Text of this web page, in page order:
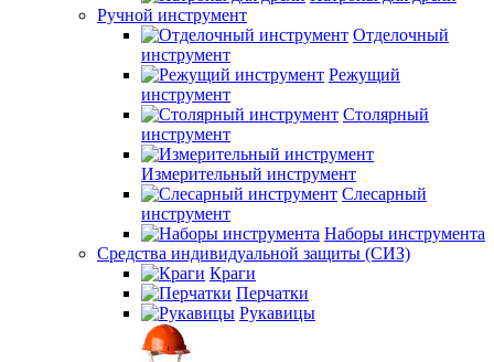
Ручной инструмент
Отделочный
инструмент
Режущий
инструмент
Столярный
инструмент
Измерительный инструмент
Слесарный
инструмент
Наборы инструмента
Средства индивидуальной защиты (СИЗ)
Краги
Перчатки
Рукавицы